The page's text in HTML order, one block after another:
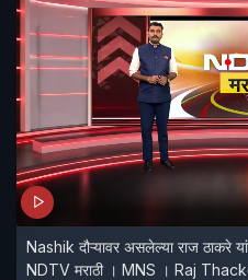
Nashik दौऱ्यावर असलेल्या राज ठाकरे
NDTV मराठी । MNS । Raj